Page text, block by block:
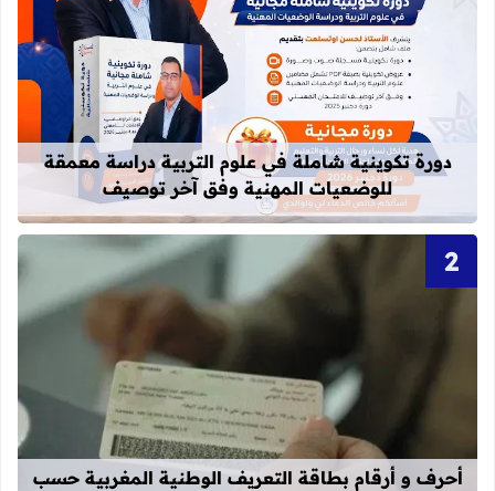
قراءة المزيد عن دورة تكوينية
دورة تكوينية شاملة في علوم التربية دراسة معمقة
للوضعيات المهنية وفق آخر توصيف
قراءة المزيد عن أحرف و أرقام
أحرف و أرقام بطاقة التعريف الوطنية المغربية حسب